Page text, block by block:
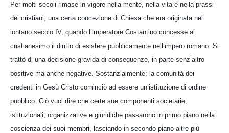
Per molti secoli rimase in vigore nella mente, nella vita e nella prassi
dei cristiani, una certa concezione di Chiesa che era originata nel
lontano secolo IV, quando l’imperatore Costantino concesse al
cristianesimo il diritto di esistere pubblicamente nell’impero romano. Si
trattò di una decisione gravida di conseguenze, in parte senz’altro
positive ma anche negative. Sostanzialmente: la comunità dei
credenti in Gesù Cristo cominciò ad essere un’istituzione di ordine
pubblico. Ciò vuol dire che certe sue componenti societarie,
istituzionali, organizzative e giuridiche passarono in primo piano nella
coscienza dei suoi membri, lasciando in secondo piano altre più